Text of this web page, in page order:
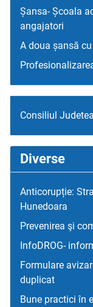
Șansa- Școala
angajatori
A doua șansă
Consiliul
Diverse
Anticorupție:
Hunedoara
Prevenirea şi
InfoDROG-
Formulare
duplicat
Bune practici în